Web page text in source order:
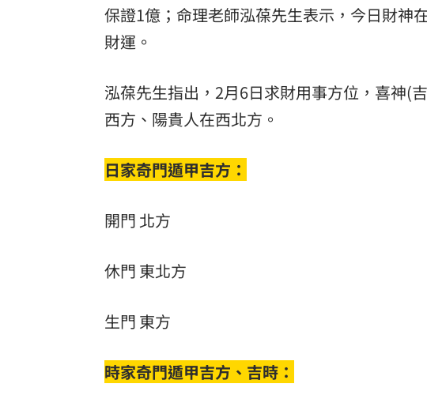
保證1億；命理老師泓葆先生表示，今日財神
財運。
泓葆先生指出，2月6日求財用事方位，喜神(
西方、陽貴人在西北方。
日家奇門遁甲吉方：
開門 北方
休門 東北方
生門 東方
時家奇門遁甲吉方、吉時：